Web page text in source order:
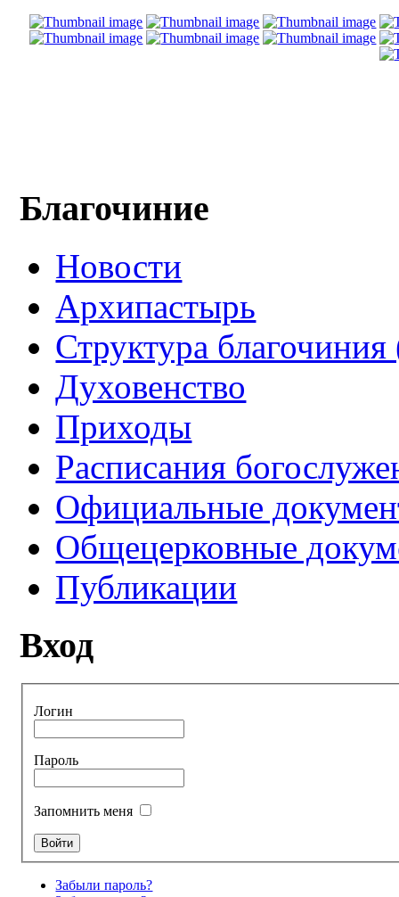
Благочиние
Новости
Архипастырь
Структура
Духовенство
Приходы
Расписания
Официальные
Общецерковные
Публикации
Вход
Логин
Пароль
Запомнить меня
Забыли пароль?